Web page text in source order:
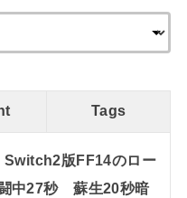
Tags
Switch2版FF14のロー
中27秒 蘇生20秒暗